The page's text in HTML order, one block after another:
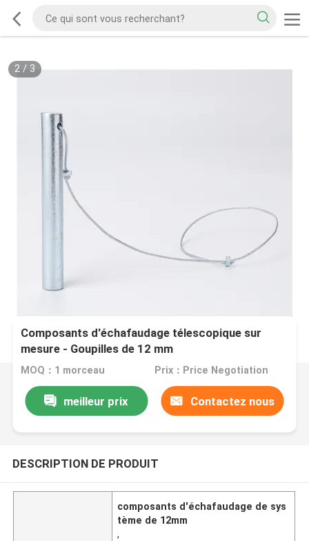
2/ 3
Composants d'échafaudage télescopique sur
mesure - Goupilles de 12 mm
MOQ：1 morceau Prix：Price Negotiation
meilleur prix Contactez nous
DESCRIPTION DE PRODUIT
composants d'échafaudage de sys
tème de 12mm
,